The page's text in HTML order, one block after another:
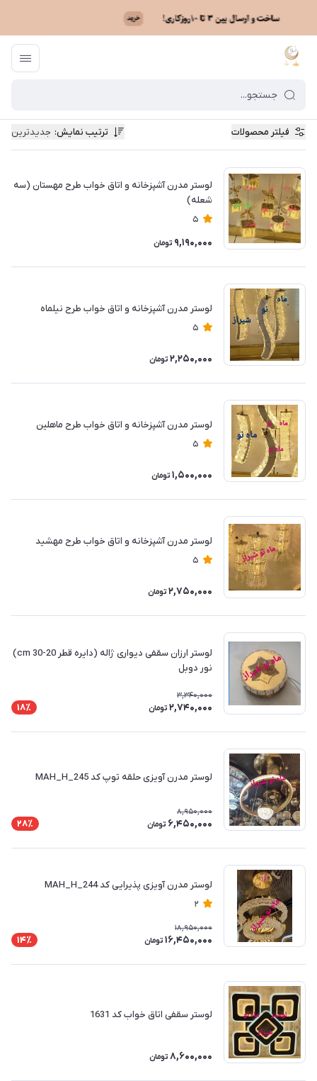
فیلتر محصولات ترتیب نمایش: جدیدترین
لوستر مدرن آشپزخانه و اتاق خواب طرح مهستان (سه
شعله)
5
9,190,000 تومان
لوستر مدرن آشپزخانه و اتاق خواب طرح نیلماه
5
2,250,000 تومان
لوستر مدرن آشپزخانه و اتاق خواب طرح ماهلین
5
1,500,000 تومان
لوستر مدرن آشپزخانه و اتاق خواب طرح مهشید
5
2,750,000 تومان
لوستر ارزان سقفی دیواری ژاله (دایره قطر 20-30 cm)
نور دوبل
3,340,000
2,740,000 تومان 18٪
لوستر مدرن آویزی حلقه توپ کد MAH_H_245
8,950,000
6,450,000 تومان 28٪
لوستر مدرن آویزی پذیرایی کد MAH_H_244
2
18,950,000
16,450,000 تومان 14٪
لوستر سقفی اتاق خواب کد 1631
8,600,000 تومان